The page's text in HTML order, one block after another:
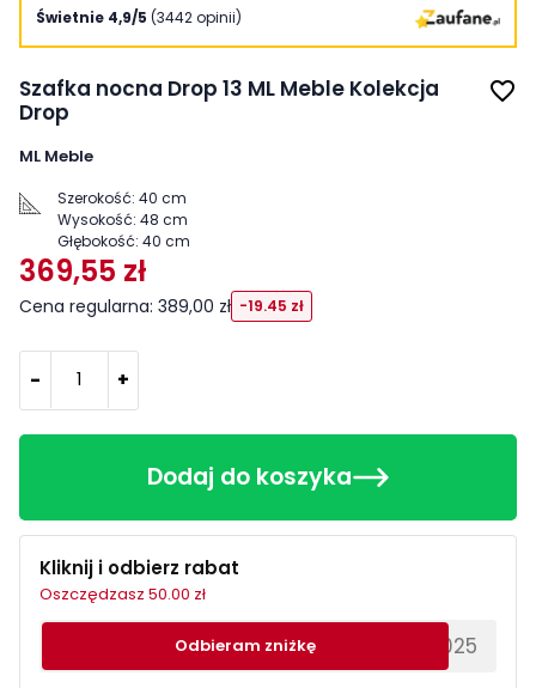
Świetnie 4,9/5 (3442 opinii)
Szafka nocna Drop 13 ML Meble Kolekcja
Drop
favorite_border
ML Meble
Szerokość: 40 cm
Wysokość: 48 cm
Głębokość: 40 cm
369,55 zł
Cena regularna: 389,00 zł -19.45 zł
- +
Dodaj do koszyka
Kliknij i odbierz rabat
Oszczędzasz 50.00 zł
********EWS2025
Odbieram zniżkę